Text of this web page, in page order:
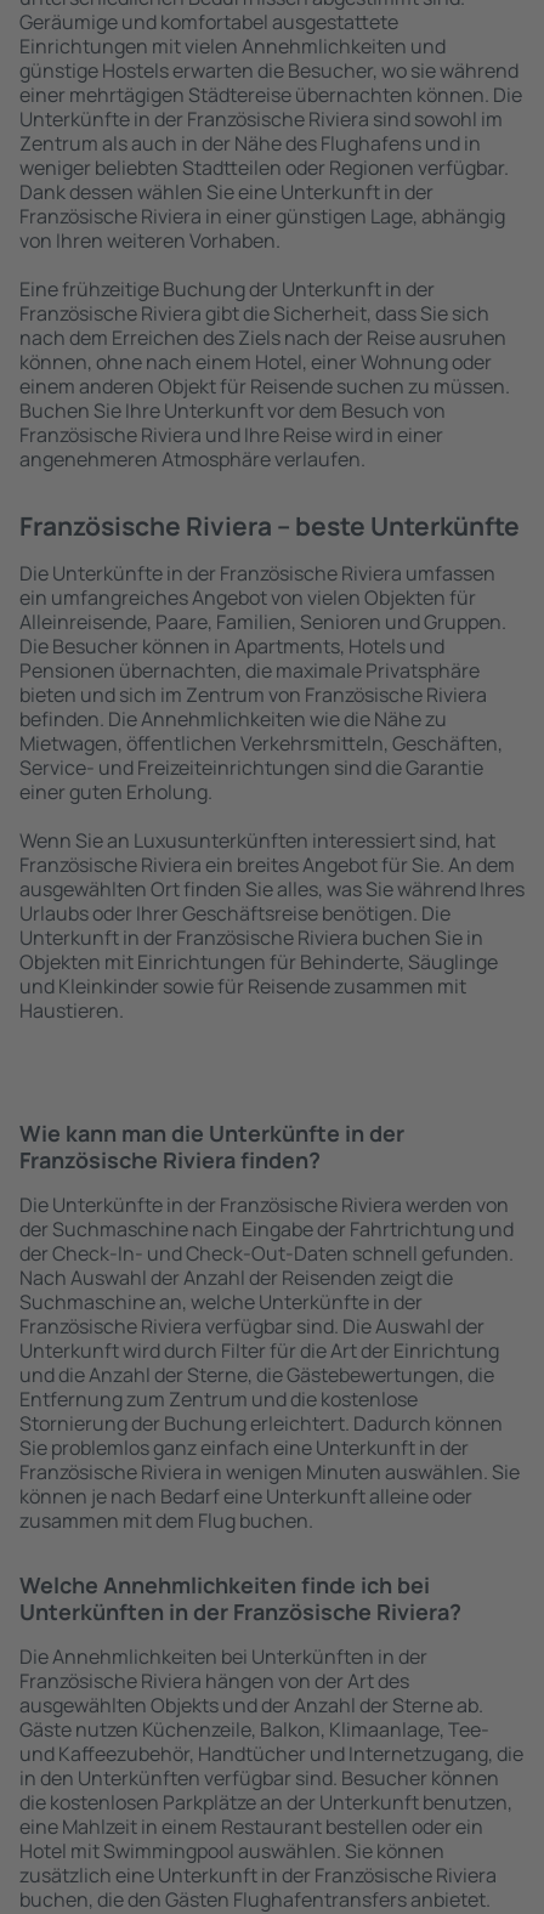
Geräumige und komfortabel ausgestattete
Einrichtungen mit vielen Annehmlichkeiten und
günstige Hostels erwarten die Besucher, wo sie während
einer mehrtägigen Städtereise übernachten können. Die
Unterkünfte in der Französische Riviera sind sowohl im
Zentrum als auch in der Nähe des Flughafens und in
weniger beliebten Stadtteilen oder Regionen verfügbar.
Dank dessen wählen Sie eine Unterkunft in der
Französische Riviera in einer günstigen Lage, abhängig
von Ihren weiteren Vorhaben.
Eine frühzeitige Buchung der Unterkunft in der
Französische Riviera gibt die Sicherheit, dass Sie sich
nach dem Erreichen des Ziels nach der Reise ausruhen
können, ohne nach einem Hotel, einer Wohnung oder
einem anderen Objekt für Reisende suchen zu müssen.
Buchen Sie Ihre Unterkunft vor dem Besuch von
Französische Riviera und Ihre Reise wird in einer
angenehmeren Atmosphäre verlaufen.
Französische Riviera – beste Unterkünfte
Die Unterkünfte in der Französische Riviera umfassen
ein umfangreiches Angebot von vielen Objekten für
Alleinreisende, Paare, Familien, Senioren und Gruppen.
Die Besucher können in Apartments, Hotels und
Pensionen übernachten, die maximale Privatsphäre
bieten und sich im Zentrum von Französische Riviera
befinden. Die Annehmlichkeiten wie die Nähe zu
Mietwagen, öffentlichen Verkehrsmitteln, Geschäften,
Service- und Freizeiteinrichtungen sind die Garantie
einer guten Erholung.
Wenn Sie an Luxusunterkünften interessiert sind, hat
Französische Riviera ein breites Angebot für Sie. An dem
ausgewählten Ort finden Sie alles, was Sie während Ihres
Urlaubs oder Ihrer Geschäftsreise benötigen. Die
Unterkunft in der Französische Riviera buchen Sie in
Objekten mit Einrichtungen für Behinderte, Säuglinge
und Kleinkinder sowie für Reisende zusammen mit
Haustieren.
Wie kann man die Unterkünfte in der
Französische Riviera finden?
Die Unterkünfte in der Französische Riviera werden von
der Suchmaschine nach Eingabe der Fahrtrichtung und
der Check-In- und Check-Out-Daten schnell gefunden.
Nach Auswahl der Anzahl der Reisenden zeigt die
Suchmaschine an, welche Unterkünfte in der
Französische Riviera verfügbar sind. Die Auswahl der
Unterkunft wird durch Filter für die Art der Einrichtung
und die Anzahl der Sterne, die Gästebewertungen, die
Entfernung zum Zentrum und die kostenlose
Stornierung der Buchung erleichtert. Dadurch können
Sie problemlos ganz einfach eine Unterkunft in der
Französische Riviera in wenigen Minuten auswählen. Sie
können je nach Bedarf eine Unterkunft alleine oder
zusammen mit dem Flug buchen.
Welche Annehmlichkeiten finde ich bei
Unterkünften in der Französische Riviera?
Die Annehmlichkeiten bei Unterkünften in der
Französische Riviera hängen von der Art des
ausgewählten Objekts und der Anzahl der Sterne ab.
Gäste nutzen Küchenzeile, Balkon, Klimaanlage, Tee-
und Kaffeezubehör, Handtücher und Internetzugang, die
in den Unterkünften verfügbar sind. Besucher können
die kostenlosen Parkplätze an der Unterkunft benutzen,
eine Mahlzeit in einem Restaurant bestellen oder ein
Hotel mit Swimmingpool auswählen. Sie können
zusätzlich eine Unterkunft in der Französische Riviera
buchen, die den Gästen Flughafentransfers anbietet.